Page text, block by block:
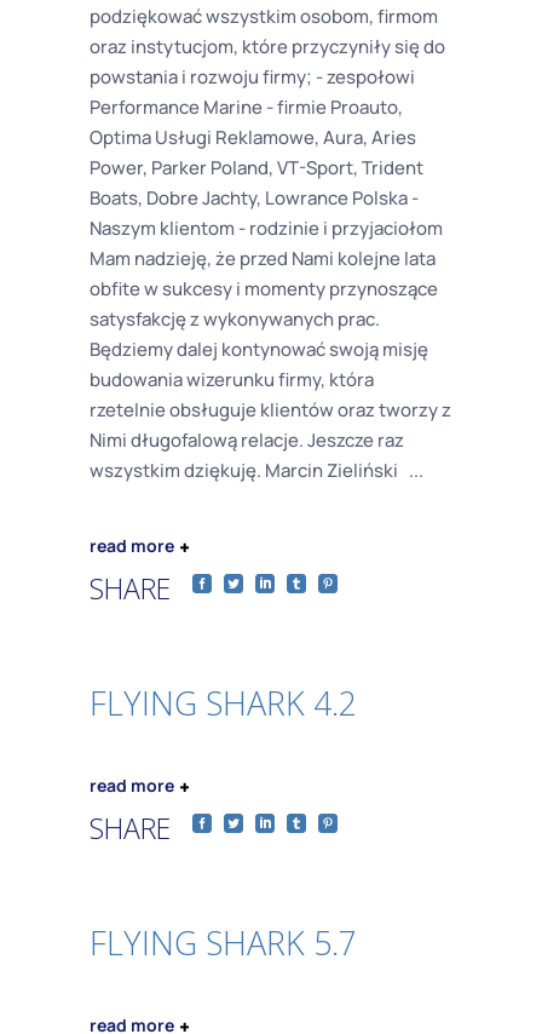
podziękować wszystkim osobom, firmom
oraz instytucjom, które przyczyniły się do
powstania i rozwoju firmy; - zespołowi
Performance Marine - firmie Proauto,
Optima Usługi Reklamowe, Aura, Aries
Power, Parker Poland, VT-Sport, Trident
Boats, Dobre Jachty, Lowrance Polska -
Naszym klientom - rodzinie i przyjaciołom
Mam nadzieję, że przed Nami kolejne lata
obfite w sukcesy i momenty przynoszące
satysfakcję z wykonywanych prac.
Będziemy dalej kontynować swoją misję
budowania wizerunku firmy, która
rzetelnie obsługuje klientów oraz tworzy z
Nimi długofalową relacje. Jeszcze raz
wszystkim dziękuję. Marcin Zieliński
read more
SHARE
FLYING SHARK 4.2
read more
SHARE
FLYING SHARK 5.7
read more